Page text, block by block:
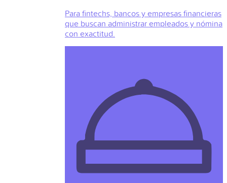
Para fintechs, bancos y empresas financieras
que buscan administrar empleados y nómina
con exactitud.